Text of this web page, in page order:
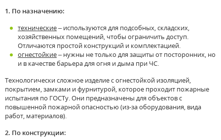
1. По назначению:
технические– используются для подсобных, складских,
хозяйственных помещений, чтобы ограничить доступ.
Отличаются простой конструкций и комплектацией.
огнестойкие– нужны не только для защиты от посторонних, но
и в качестве барьера для огня и дыма при ЧС.
Технологически сложное изделие с огнестойкой изоляцией,
покрытием, замками и фурнитурой, которое проходит пожарные
испытания по ГОСТу. Они предназначены для объектов с
повышенной пожарной опасностью (из-за оборудования, вида
работ, материалов).
2. По конструкции: